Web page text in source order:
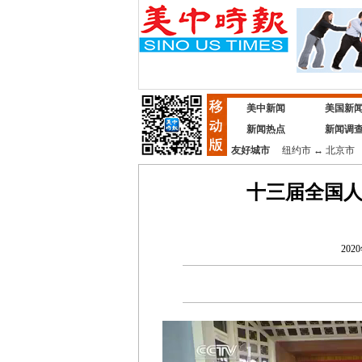
美中新闻
美国新
新闻热点
新闻调
友好城市
纽约市↔ 北京市
十三届全国